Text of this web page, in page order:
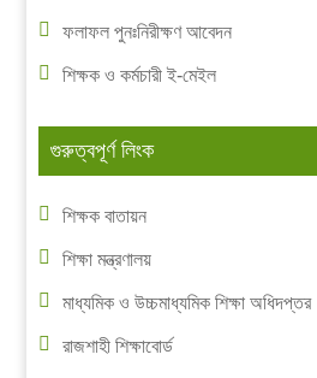
ফলাফল পুনঃনিরীক্ষণ আবেদন
শিক্ষক ও কর্মচারী ই-মেইল
গুরুত্বপূর্ণ লিংক
শিক্ষক বাতায়ন
শিক্ষা মন্ত্রণালয়
মাধ্যমিক ও উচ্চমাধ্যমিক শিক্ষা অধিদপ্তর
রাজশাহী শিক্ষাবোর্ড